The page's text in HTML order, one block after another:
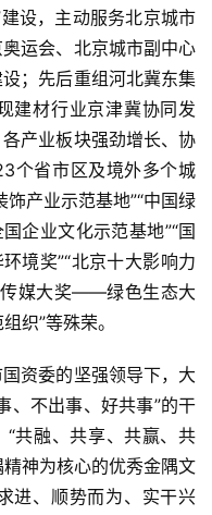
设，主动服务北京城市
运会、北京城市副中心
；先后重组河北冀东集
建材行业京津冀协同发
产业板块强劲增长、协
个省市区及境外多个城
产业示范基地”“中国绿
企业文化示范基地”“国
境奖”“北京十大影响力
传媒大奖——绿色生态大
织”等殊荣。
资委的坚强领导下，大
、不出事、好共事”的干
“共融、共享、共赢、共
精神为核心的优秀金隅文
进、顺势而为、实干兴